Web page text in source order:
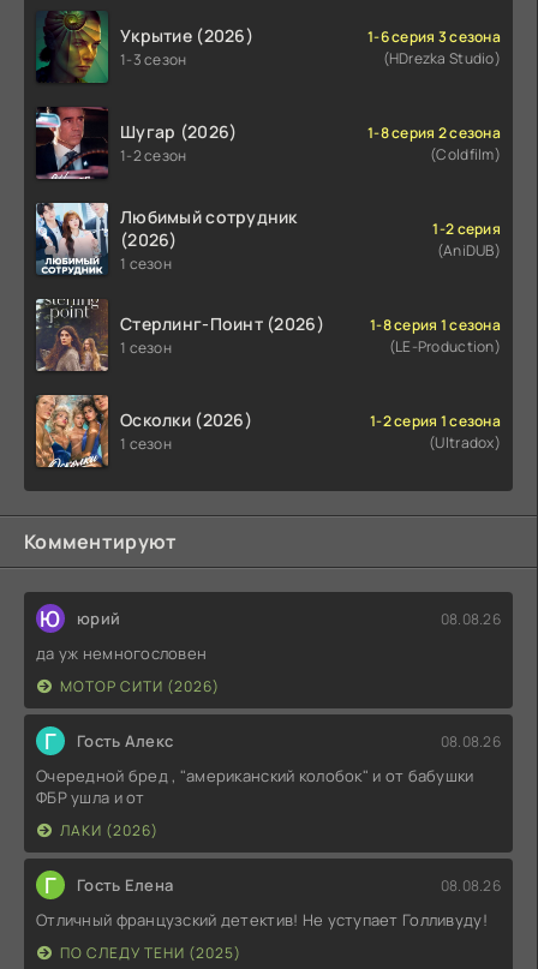
Укрытие (2026)
1-3 сезон
1-6 серия 3 сезона
(HDrezka Studio)
Шугар (2026)
1-2 сезон
1-8 серия 2 сезона
(Coldfilm)
Любимый сотрудник
(2026)
1 сезон
1-2 серия
(AniDUB)
Стерлинг-Поинт (2026)
1 сезон
1-8 серия 1 сезона
(LE-Production)
Осколки (2026)
1 сезон
1-2 серия 1 сезона
(Ultradox)
Комментируют
Ю юрий 08.08.26
да уж немногословен
МОТОР СИТИ (2026)
Г Гость Алекс 08.08.26
Очередной бред , "американский колобок" и от бабушки
ФБР ушла и от
ЛАКИ (2026)
Г Гость Елена 08.08.26
Отличный французский детектив! Не уступает Голливуду!
ПО СЛЕДУ ТЕНИ (2025)